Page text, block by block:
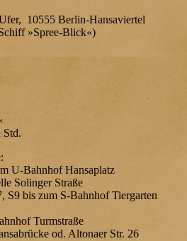
10555 Berlin-Hansaviertel
»Spree-Blick«)
Std.
U-Bahnhof Hansaplatz
Solinger Straße
S9 bis zum S-Bahnhof Tiergarten
Turmstraße
od. Altonaer Str. 26